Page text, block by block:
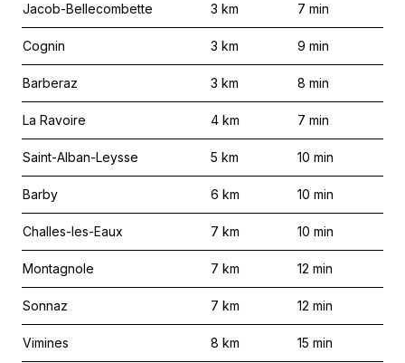
Jacob-Bellecombette 3 km 7 min
Cognin 3 km 9 min
Barberaz 3 km 8 min
La Ravoire 4 km 7 min
Saint-Alban-Leysse 5 km 10 min
Barby 6 km 10 min
Challes-les-Eaux 7 km 10 min
Montagnole 7 km 12 min
Sonnaz 7 km 12 min
Vimines 8 km 15 min